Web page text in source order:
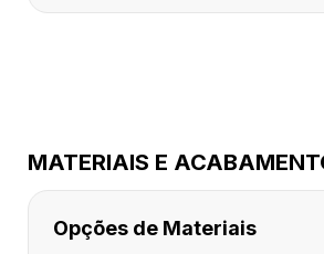
MATERIAIS E
Opções de Materiais